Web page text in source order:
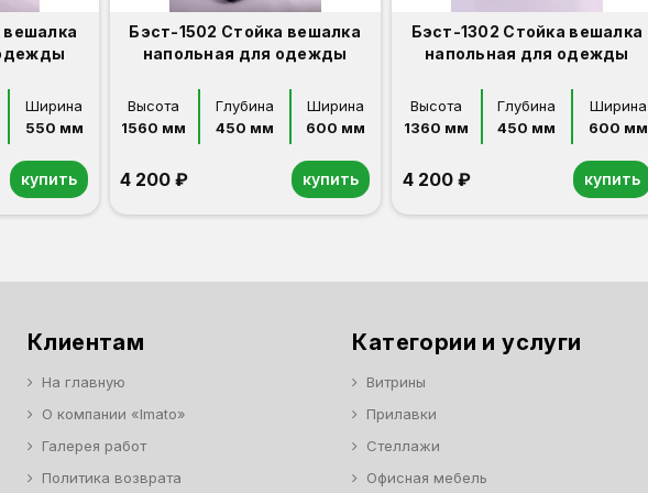
вешалка
Ширина
550 мм
купить
Бэст-1502 Стойка вешалка
напольная для одежды
Высота
1560 мм
Глубина
450 мм
Ширина
600 мм
4 200 ₽ купить
Бэст-1302 Стойка вешалка
напольная для одежды
Высота
1360 мм
Глубина
450 мм
Ширина
600 мм
4 200 ₽ купить
Клиентам
На главную
О компании «Imato»
Галерея работ
Политика возврата
Категории и услуги
Витрины
Прилавки
Стеллажи
Офисная мебель